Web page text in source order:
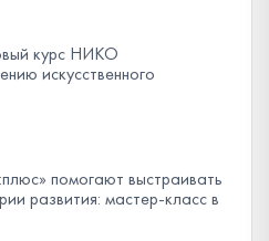
курс НИКО
искусственного
помогают выстраивать
развития: мастер-класс в